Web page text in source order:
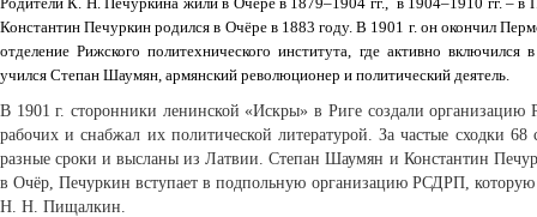
Константин Печуркин родился в Очёре в 1883 году. В 1901 г. он окончил
отделение Рижского политехнического института, где активно
учился Степан Шаумян, армянский революционер и политический деятель.
В 1901 г. сторонники ленинской «Искры» в Риге создали
рабочих и снабжал их политической литературой. За частые сходки
разные сроки и высланы из Латвии. Степан Шаумян и Константин
в Очёр, Печуркин вступает в подпольную организацию РСДРП, которую
Н. Н. Пищалкин.